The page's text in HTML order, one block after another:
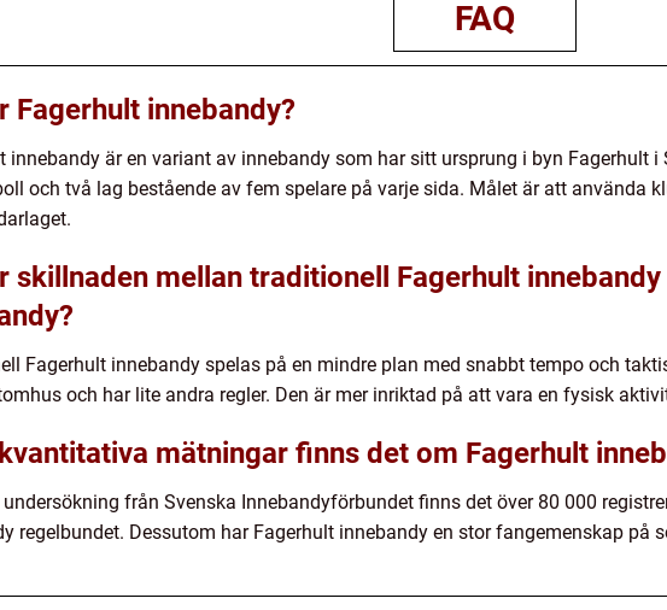
FAQ
Fagerhult innebandy?
innebandy är en variant av innebandy som har sitt ursprung i byn Fagerhult
och två lag bestående av fem spelare på varje sida. Målet är att använda
skillnaden mellan traditionell Fagerhult
Fagerhult innebandy spelas på en mindre plan med snabbt tempo och
och har lite andra regler. Den är mer inriktad på att vara en fysisk
mätningar finns det om Fagerhult
undersökning från Svenska Innebandyförbundet finns det över 80 000
regelbundet. Dessutom har Fagerhult innebandy en stor fangemenskap på